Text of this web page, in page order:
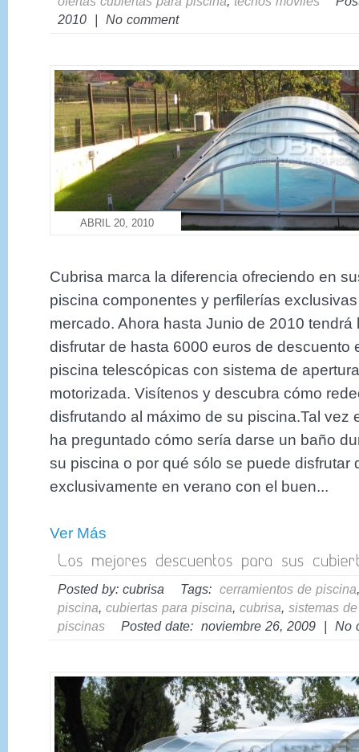
2010 | No comment
ABRIL 20, 2010
Cubrisa marca la diferencia ofreciendo en
piscina componentes y perfilerías
mercado. Ahora hasta Junio de 2010 tendrá
disfrutar de hasta 6000 euros de descuento
piscina telescópicas con sistema de
motorizada. Visítenos y descubra cómo
disfrutando al máximo de su piscina.Tal vez
ha preguntado cómo sería darse un baño
su piscina o por qué sólo se puede disfrutar
exclusivamente en verano con el buen...
Ver Más
Posted by: cubrisa Tags: cerramientos de piscina
piscina, cubiertas para piscina, cubrisa, sistemas
piscinas Posted date: noviembre 26, 2009 | No